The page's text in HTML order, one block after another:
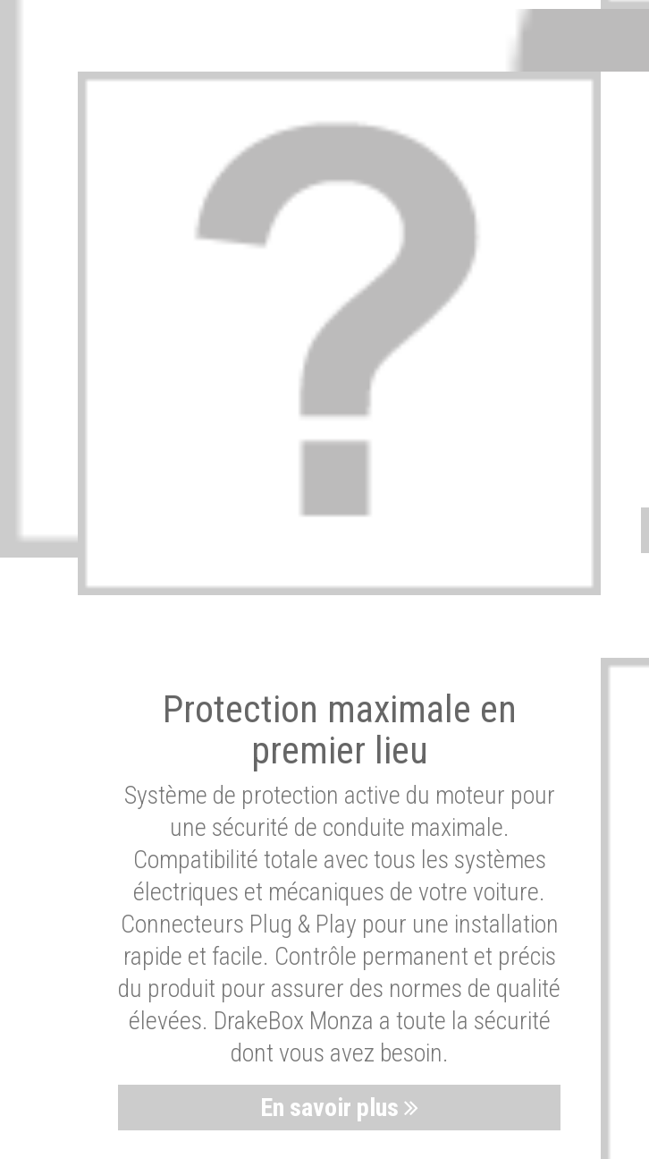
Protection maximale en
premier lieu
Système de protection active du moteur pour
une sécurité de conduite maximale.
Compatibilité totale avec tous les systèmes
électriques et mécaniques de votre voiture.
Connecteurs Plug & Play pour une installation
rapide et facile. Contrôle permanent et précis
du produit pour assurer des normes de qualité
élevées. DrakeBox Monza a toute la sécurité
dont vous avez besoin.
En savoir plus